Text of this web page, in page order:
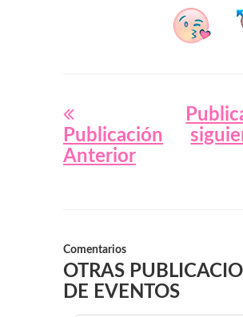
Publicación
Anterior
Comentarios
OTRAS
DE EVENTOS